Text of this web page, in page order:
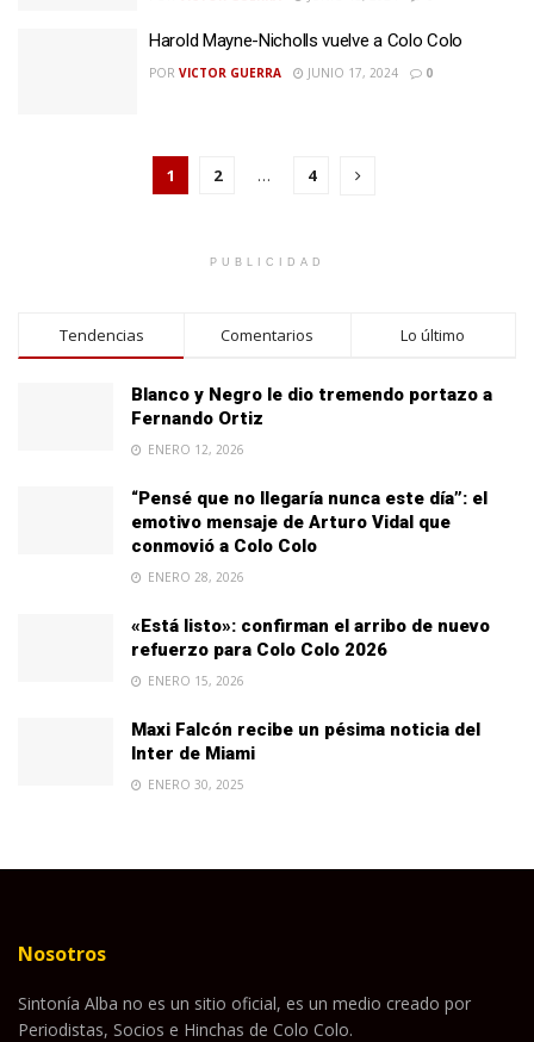
Harold Mayne-Nicholls vuelve a Colo Colo
POR VICTOR GUERRA JUNIO 17, 2024 0
1 2 … 4
PUBLICIDAD
Tendencias Comentarios Lo último
Blanco y Negro le dio tremendo portazo a
Fernando Ortiz
ENERO 12, 2026
“Pensé que no llegaría nunca este día”: el
emotivo mensaje de Arturo Vidal que
conmovió a Colo Colo
ENERO 28, 2026
«Está listo»: confirman el arribo de nuevo
refuerzo para Colo Colo 2026
ENERO 15, 2026
Maxi Falcón recibe un pésima noticia del
Inter de Miami
ENERO 30, 2025
Nosotros
Sintonía Alba no es un sitio oficial, es un medio creado por
Periodistas, Socios e Hinchas de Colo Colo.